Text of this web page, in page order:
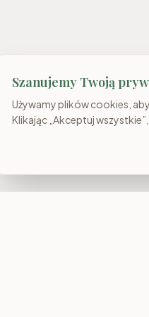
Szanujemy Twoją
Używamy plików cookies,
Klikając „Akceptuj